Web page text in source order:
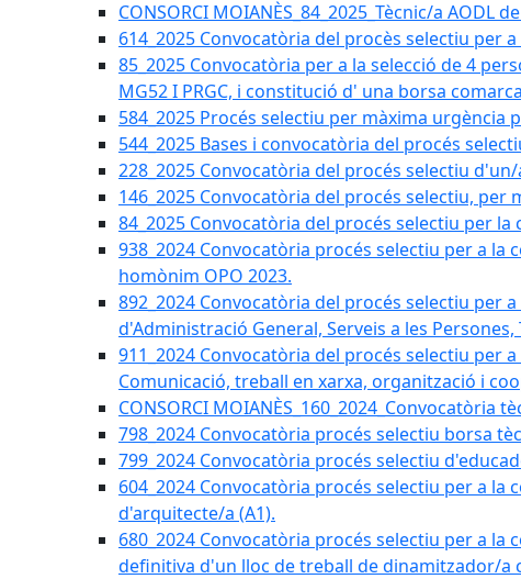
CONSORCI MOIANÈS_84_2025_Tècnic/a
614_2025 Convocatòria del procès selectiu
85_2025 Convocatòria per a la selecció de 4
MG52 I PRGC, i constitució d' una borsa
584_2025 Procés selectiu per màxima
544_2025 Bases i convocatòria del procés
228_2025 Convocatòria del procés selectiu
146_2025 Convocatòria del procés selectiu,
84_2025 Convocatòria del procés selectiu per
938_2024 Convocatòria procés selectiu per a
homònim OPO 2023.
892_2024 Convocatòria del procés selectiu per
d'Administració General, Serveis a les
911_2024 Convocatòria del procés selectiu
Comunicació, treball en xarxa, organització i
CONSORCI
798_2024 Convocatòria procés selectiu borsa
799_2024 Convocatòria procés selectiu
604_2024 Convocatòria procés selectiu per a
d'arquitecte/a (A1).
680_2024 Convocatòria procés selectiu per a
definitiva d'un lloc de treball de dinamitzador/a